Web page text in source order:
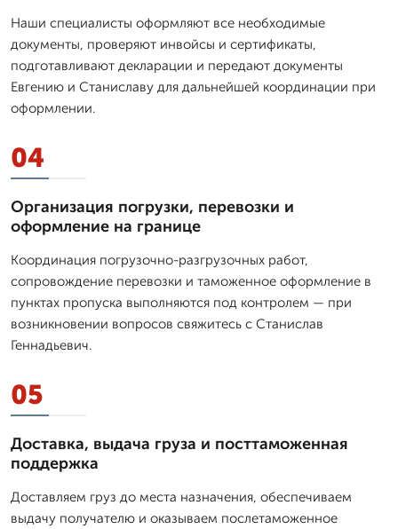
Наши специалисты оформляют все необходимые
документы, проверяют инвойсы и сертификаты,
подготавливают декларации и передают документы
Евгению и Станиславу для дальнейшей координации при
оформлении.
04
Организация погрузки, перевозки и
оформление на границе
Координация погрузочно-разгрузочных работ,
сопровождение перевозки и таможенное оформление в
пунктах пропуска выполняются под контролем — при
возникновении вопросов свяжитесь с Станислав
Геннадьевич.
05
Доставка, выдача груза и посттаможенная
поддержка
Доставляем груз до места назначения, обеспечиваем
выдачу получателю и оказываем послетаможенное